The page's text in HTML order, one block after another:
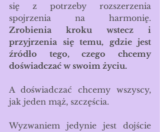
się z potrzeby rozszerzenia
Zrobienia kroku wstecz i
przyjrzenia się temu, gdzie jest
źródło tego, czego chcemy
doświadczać w swoim życiu.
A doświadczać chcemy wszyscy,
jak jeden mąż, szczęścia.
Wyzwaniem jedynie jest dojście